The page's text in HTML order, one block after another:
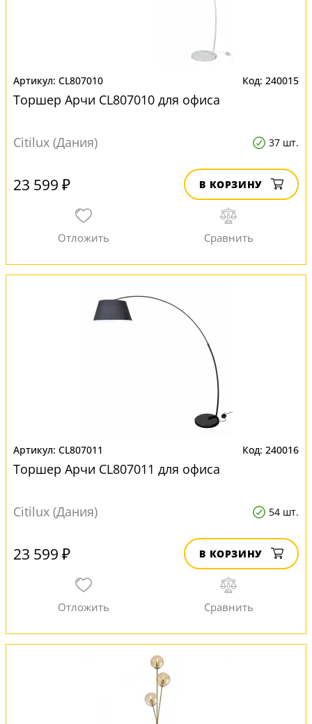
CL807010 240015
Торшер Арчи CL807010 для офиса
Citilux (Дания) 37 шт.
23 599 ₽ В КОРЗИНУ
CL807011 240016
Торшер Арчи CL807011 для офиса
Citilux (Дания) 54 шт.
23 599 ₽ В КОРЗИНУ